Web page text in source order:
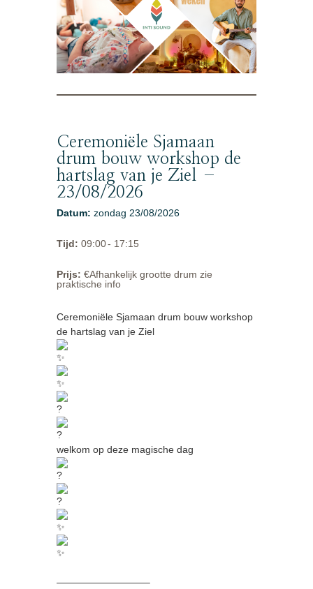
Ceremoniële Sjamaan
drum bouw workshop de
hartslag van je Ziel –
23/08/2026
Datum: zondag 23/08/2026
Tijd: 09:00- 17:15
Prijs: €Afhankelijk grootte drum zie
praktische info
Ceremoniële Sjamaan drum bouw workshop
de hartslag van je Ziel
welkom op deze magische dag
—————————–